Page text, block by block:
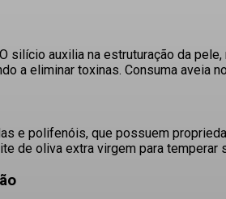
O silício auxilia na estruturação da
a eliminar toxinas. Consuma aveia
e polifenóis, que possuem
de oliva extra virgem para temperar